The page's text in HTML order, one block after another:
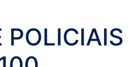
POLICIAIS